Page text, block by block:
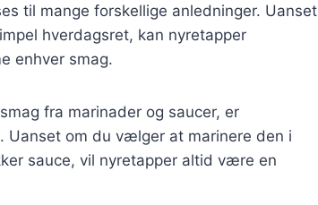
til mange forskellige anledninger. Uanset
hverdagsret, kan nyretapper
enhver smag.
fra marinader og saucer, er
Uanset om du vælger at marinere den i
sauce, vil nyretapper altid være en